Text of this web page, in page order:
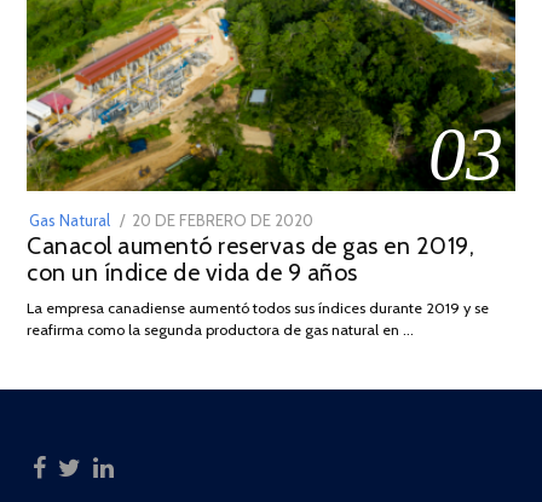
03
Gas Natural
POSTED
ON
20 DE FEBRERO DE 2020
DE
JULIO
2025
Canacol aumentó reservas de gas en 2019,
con un índice de vida de 9 años
La empresa canadiense aumentó todos sus índices durante 2019 y se
reafirma como la segunda productora de gas natural en …